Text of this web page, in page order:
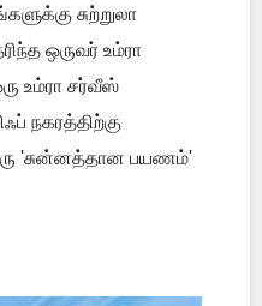
சுற்றுலா
ஒருவர் உம்ரா
உம்ரா சர்வீஸ்
நகரத்திற்கு
'சுன்னத்தான பயணம்'